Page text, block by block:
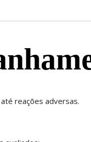
reações adversas.